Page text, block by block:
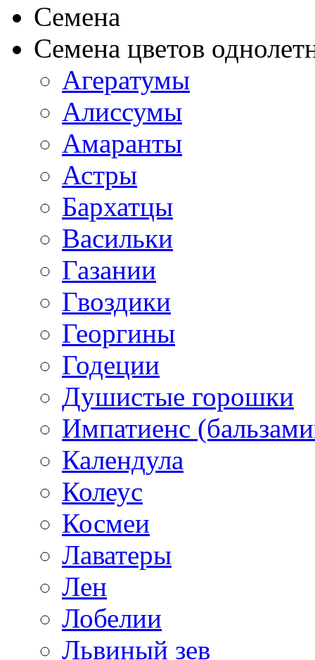
Семена
Семена цветов
Агератумы
Алиссумы
Амаранты
Астры
Бархатцы
Васильки
Газании
Гвоздики
Георгины
Годеции
Душистые горошки
Импатиенс
Календула
Колеус
Космеи
Лаватеры
Лен
Лобелии
Львиный зев